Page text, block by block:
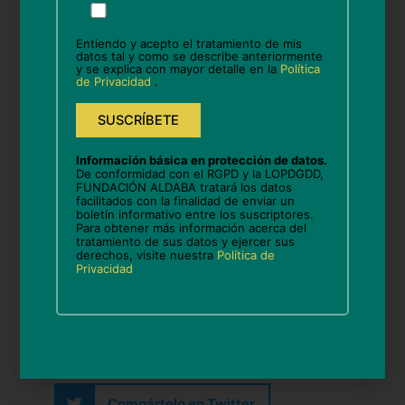
la inspiradora intervenció de
Xavi Torrens, president d’EAPN
Illes Balears, qui va compartir la
gran tasca que duen a terme a la
regió.
Agraïm a la Fundació Guillem
Cifre de Colonya pel seu suport i
compromís amb les nostres
iniciatives.
favor,
este
campo
vacío.
Entiendo y acepto el tratamiento de mis
datos tal y como se describe anteriormente
y se explica con mayor detalle en la Política
de Privacidad .
Información básica en protección de datos.
De conformidad con el RGPD y la LOPDGDD,
FUNDACIÓN ALDABA tratará los datos
facilitados con la finalidad de enviar un
boletín informativo entre los suscriptores.
Para obtener más información acerca del
tratamiento de sus datos y ejercer sus
derechos, visite nuestra Política de
Privacidad